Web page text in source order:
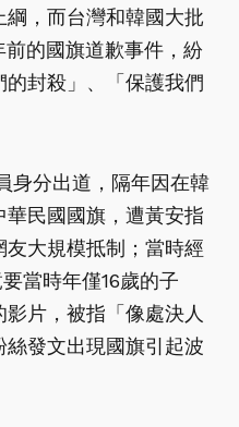
綱，而台灣和韓國大批
的國旗道歉事件，紛
封殺」、「保護我們
身分出道，隔年因在韓
民國國旗，遭黃安指
大規模抵制；當時經
當時年僅16歲的子
片，被指「像處決人
發文出現國旗引起波